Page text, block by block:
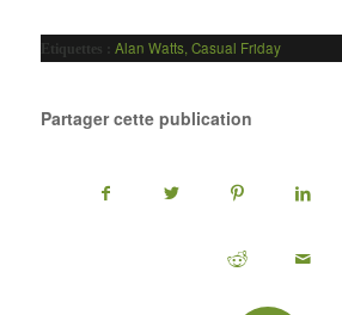
Etiquettes : Alan Watts, Casual Friday
Partager cette publication